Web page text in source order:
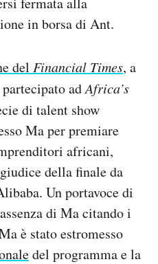
in borsa di Ant.
del Financial Times, a
adAfrica’s
di talent show
Ma per premiare
africani,
della finale da
Un portavoce di
di Ma citando i
è stato estromesso
del programma e la